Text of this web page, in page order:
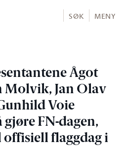
SØK MENY
Ågot
Molvik, Jan Olav
Voie
gjøre FN-dagen,
offisiell flaggdag i